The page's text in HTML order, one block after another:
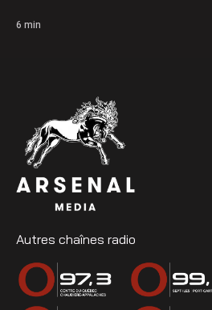
6 min
Autres chaînes radio